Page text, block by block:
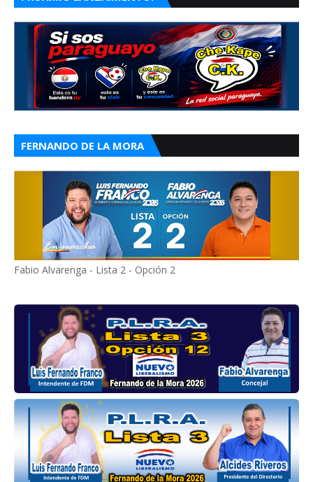
FERNANDO DE LA MORA
Fabio Alvarenga - Lista 2 - Opción 2